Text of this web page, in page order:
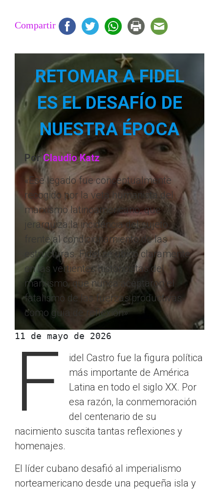
Compartir
RETOMAR A FIDEL
ES EL DESAFÍO DE
NUESTRA ÉPOCA
PorClaudio Katz
«Ese legado fue conceptualmente
recogido por la veta humanista del
marxismo latinoamericano, que
jerarquiza la incidencia del sujeto
frente al condicionamiento de las
estructuras. Fidel se ubicó claramente
en las vertientes historicistas del
marxismo, que nunca aceptaron el
fatalismo de las fuerzas productivas
como guía de reflexión»
11 de mayo de 2026
F
idel Castro fue la figura política
más importante de América
Latina en todo el siglo XX. Por
esa razón, la conmemoración
del centenario de su
nacimiento suscita tantas reflexiones y
homenajes.
El líder cubano desafió al imperialismo
norteamericano desde una pequeña isla y